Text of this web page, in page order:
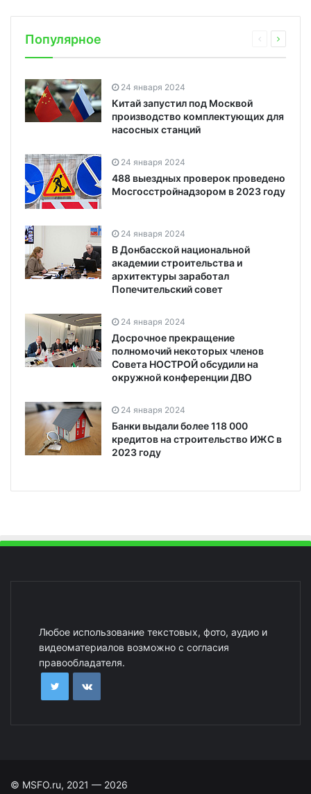
Популярное
24 января 2024
Китай запустил под Москвой
производство комплектующих для
насосных станций
24 января 2024
488 выездных проверок проведено
Мосгосстройнадзором в 2023 году
24 января 2024
В Донбасской национальной
академии строительства и
архитектуры заработал
Попечительский совет
24 января 2024
Досрочное прекращение
полномочий некоторых членов
Совета НОСТРОЙ обсудили на
окружной конференции ДВО
24 января 2024
Банки выдали более 118 000
кредитов на строительство ИЖС в
2023 году
Любое использование текстовых, фото, аудио и
видеоматериалов возможно с согласия
правообладателя.
© MSFO.ru, 2021 — 2026